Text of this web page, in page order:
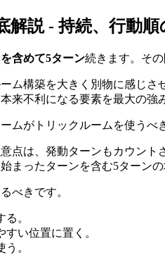
解説 - 持続、行動
含めて5ターン続きます。その
ム構築を大きく別物に感じ
来不利になる要素を最大の強
ムがトリックルームを使う
点は、発動ターンもカウン
まったターンを含む5ターンの
べきです。
。
い位置に置く。
。